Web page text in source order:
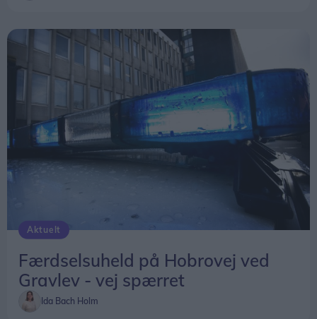
Aktuelt
Færdselsuheld på Hobrovej ved
Gravlev - vej spærret
Ida Bach Holm